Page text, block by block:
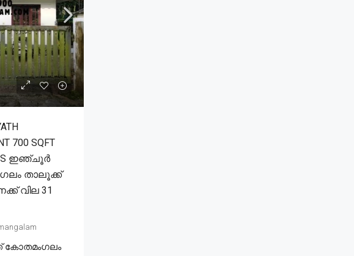
700 SQFT
ഇഞ്ചൂർ
താലൂക്ക്
വില 31
കോതമംഗലം